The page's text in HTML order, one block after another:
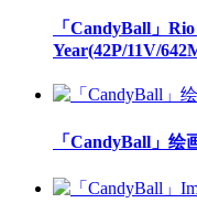
「CandyBall」
Year(42P/11V/
「CandyBall」绘